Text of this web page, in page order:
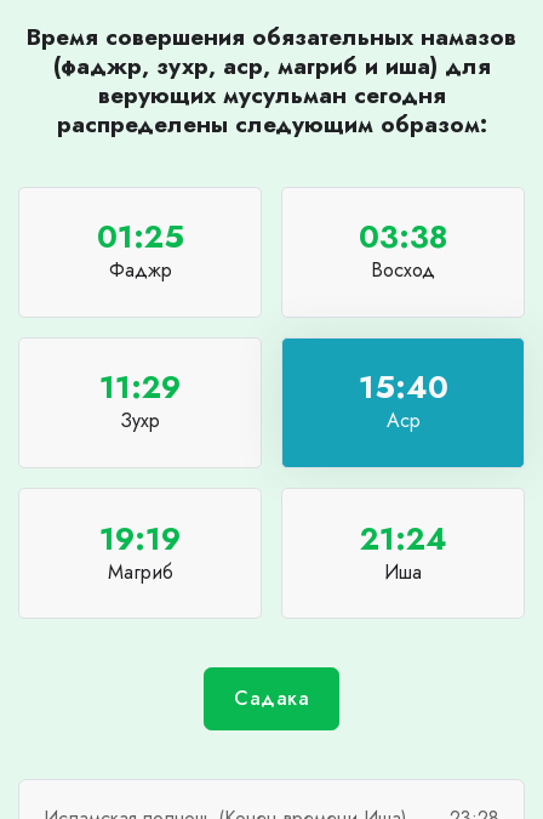
Время совершения обязательных намазов
(фаджр, зухр, аср, магриб и иша) для
верующих мусульман сегодня
распределены следующим образом:
01:25
Фаджр
03:38
Восход
11:29
Зухр
15:40
Аср
19:19
Магриб
21:24
Иша
Садака